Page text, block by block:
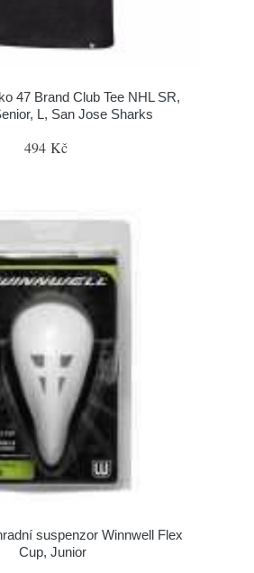
47 Brand Club Tee NHL SR,
L, San Jose Sharks
494 Kč
suspenzor Winnwell Flex
Cup, Junior